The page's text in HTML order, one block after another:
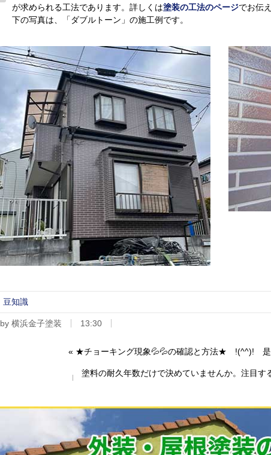
が求められる工法であります。詳しくは塗装の工法のページでお伝
下の写真は、「ダブルトーン」の施工例です。
豆知識
by 横浜金子塗装 13:30
« ★チョーキング現象💦💦の確認と方法★ !(^^)! 是
塗料の耐久年数だけで決めていませんか。注目す